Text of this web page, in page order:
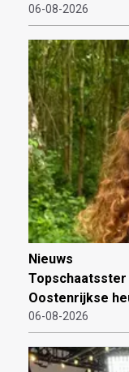
06-08-2026
Nieuws
Oostenrijkse
06-08-2026